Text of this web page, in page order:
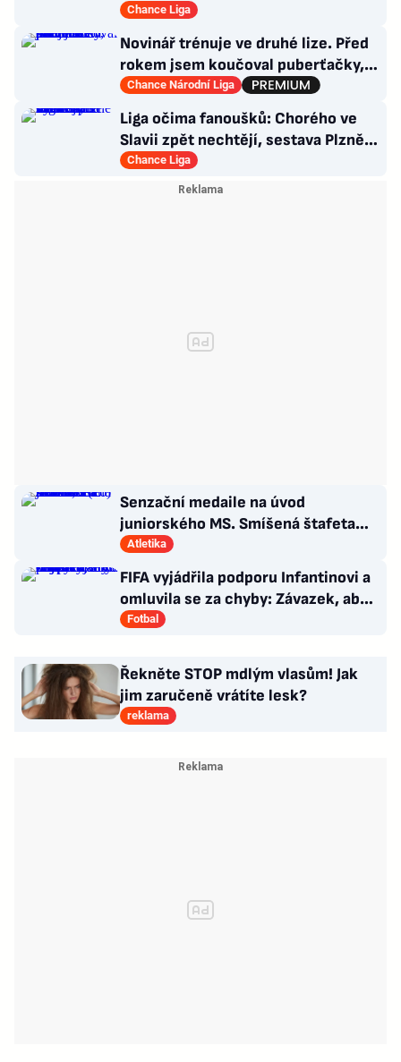
pohárových zástupců
Chance Liga
Novinář trénuje ve druhé lize. Před
rokem jsem koučoval puberťačky,
směje se Mathauser
Chance Národní Liga
Liga očima fanoušků: Chorého ve
Slavii zpět nechtějí, sestava Plzně
vytažená z klobouku
Chance Liga
Senzační medaile na úvod
juniorského MS. Smíšená štafeta
bere stříbro, zazářila Botková (16)
Atletika
FIFA vyjádřila podporu Infantinovi a
omluvila se za chyby: Závazek, aby
se již neopakovaly
Fotbal
Řekněte STOP mdlým vlasům! Jak
jim zaručeně vrátíte lesk?
reklama